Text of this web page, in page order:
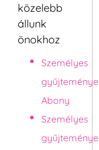
közelebb
állunk
önokhoz
Személyes
gyűjteménye
Abony
Személyes
gyűjteménye